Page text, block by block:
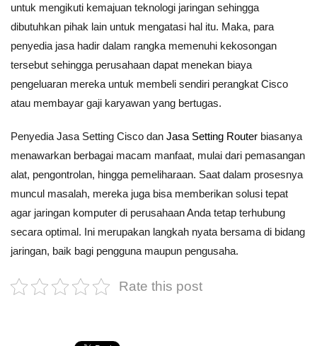
untuk mengikuti kemajuan teknologi jaringan sehingga
dibutuhkan pihak lain untuk mengatasi hal itu. Maka, para
penyedia jasa hadir dalam rangka memenuhi kekosongan
tersebut sehingga perusahaan dapat menekan biaya
pengeluaran mereka untuk membeli sendiri perangkat Cisco
atau membayar gaji karyawan yang bertugas.
Penyedia Jasa Setting Cisco dan Jasa Setting Router biasanya
menawarkan berbagai macam manfaat, mulai dari pemasangan
alat, pengontrolan, hingga pemeliharaan. Saat dalam prosesnya
muncul masalah, mereka juga bisa memberikan solusi tepat
agar jaringan komputer di perusahaan Anda tetap terhubung
secara optimal. Ini merupakan langkah nyata bersama di bidang
jaringan, baik bagi pengguna maupun pengusaha.
Rate this post